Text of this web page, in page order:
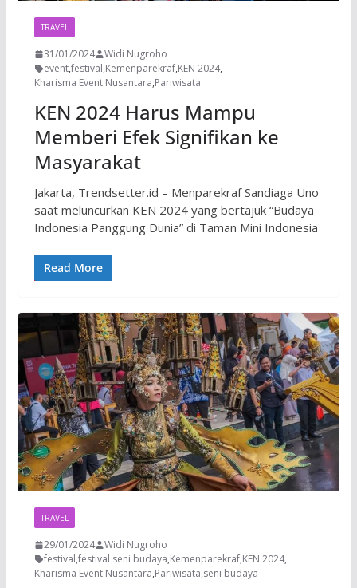
TRAVEL
31/01/2024
Widi Nugroho
event,festival,Kemenparekraf,KEN 2024,
Kharisma Event Nusantara,Pariwisata
KEN 2024 Harus Mampu
Memberi Efek Signifikan ke
Masyarakat
Jakarta, Trendsetter.id – Menparekraf Sandiaga Uno
saat meluncurkan KEN 2024 yang bertajuk “Budaya
Indonesia Panggung Dunia” di Taman Mini Indonesia
Read More
TRAVEL
29/01/2024
Widi Nugroho
festival,festival seni budaya,Kemenparekraf,KEN 2024,
Kharisma Event Nusantara,Pariwisata,seni budaya